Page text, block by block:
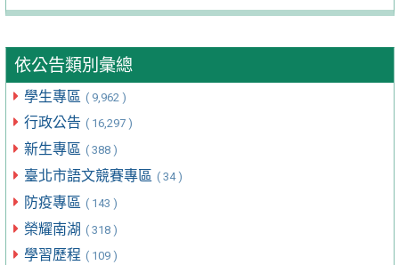
依公告類別彙總
學生專區 ( 9,962 )
行政公告 ( 16,297 )
新生專區 ( 388 )
臺北市語文競賽專區 ( 34 )
防疫專區 ( 143 )
榮耀南湖 ( 318 )
學習歷程 ( 109 )